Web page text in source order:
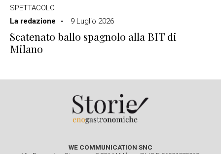
SPETTACOLO
La redazione
9 Luglio 2026
Scatenato ballo spagnolo alla BIT di
Milano
WE COMMUNICATION SNC